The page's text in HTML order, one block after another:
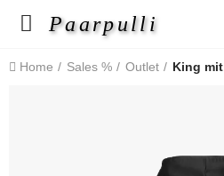
Paarpulli
Home Sales % Outlet King